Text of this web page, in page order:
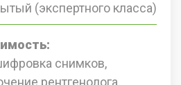
(экспертного класса)
снимков,